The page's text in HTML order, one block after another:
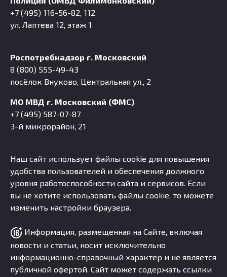
+7 (495) 116-56-82, 112
ул. Лаптева 12, этаж 1
Роспотребнадзор г. Московский
8 (800) 555-49-43
посёлок Внуково, Центральная ул., 2
МО МВД г. Московский (ФМС)
+7 (495) 587-07-87
3-й микрорайон, 21
Наш сайт использует файлы cookie для повышения
удобства пользователей и обеспечения должного
уровня работоспособности сайта и сервисов. Если
вы не хотите использовать файлы cookie, то можете
изменить настройки браузера.
Информация, размещенная на Сайте, включая
новости и статьи, носит исключительно
информационно-справочный характер и не является
публичной офертой. Сайт может содержать ссылки